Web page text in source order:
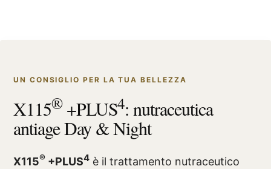
UN CONSIGLIO PER LA TUA BELLEZZA
X115®+PLUS4: nutraceutica
antiage Day & Night
X115® +PLUS4 è il trattamento nutraceutico